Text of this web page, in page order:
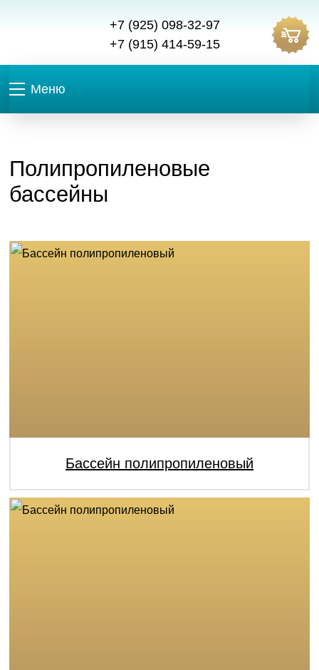
+7 (925) 098-32-97
+7 (915) 414-59-15
Меню
Полипропиленовые
бассейны
Бассейн полипропиленовый